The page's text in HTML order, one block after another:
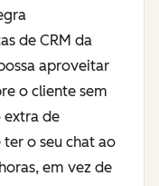
de CRM da
aproveitar
o cliente sem
extra de
o seu chat ao
em vez de